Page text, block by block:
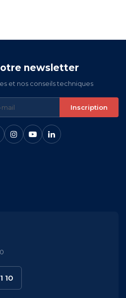
newsletter
et nos conseils techniques
Inscription
10